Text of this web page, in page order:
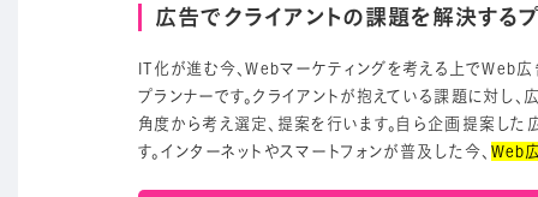
広告でクライアントの課題を解決する
IT化が進む今、Webマーケティングを考える上でWeb
プランナーです。クライアントが抱えている課題に対し
角度から考え選定、提案を行います。自ら企画提案し
す。インターネットやスマートフォンが普及した今、 Web